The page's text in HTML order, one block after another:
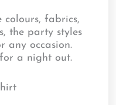
colours, fabrics,
the party styles
any occasion.
a night out.